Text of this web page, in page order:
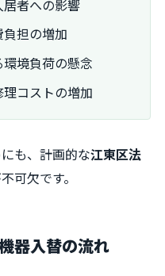
者への影響
担の増加
境負荷の懸念
コストの増加
も、計画的な江東区法
可欠です。
器入替の流れ